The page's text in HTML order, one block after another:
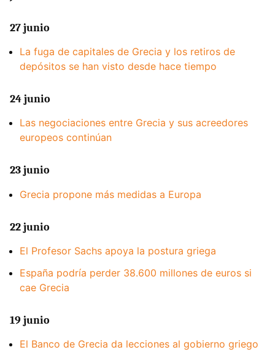
27 junio
La fuga de capitales de Grecia y los retiros de
depósitos se han visto desde hace tiempo
24 junio
Las negociaciones entre Grecia y sus acreedores
europeos continúan
23 junio
Grecia propone más medidas a Europa
22 junio
El Profesor Sachs apoya la postura griega
España podría perder 38.600 millones de euros si
cae Grecia
19 junio
El Banco de Grecia da lecciones al gobierno griego